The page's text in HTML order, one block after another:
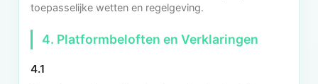
toepasselijke wetten en regelgeving.
4. Platformbeloften en Verklaringen
4.1